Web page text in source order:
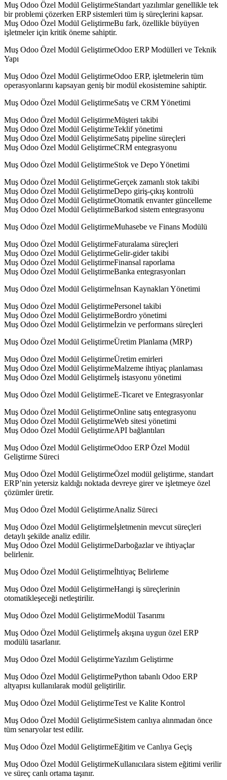
Muş Odoo Özel Modül GeliştirmeStandart yazılımlar genellikle tek
bir problemi çözerken ERP sistemleri tüm iş süreçlerini kapsar.
Muş Odoo Özel Modül GeliştirmeBu fark, özellikle büyüyen
işletmeler için kritik öneme sahiptir.
Muş Odoo Özel Modül GeliştirmeOdoo ERP Modülleri ve Teknik
Yapı
Muş Odoo Özel Modül GeliştirmeOdoo ERP, işletmelerin tüm
operasyonlarını kapsayan geniş bir modül ekosistemine sahiptir.
Muş Odoo Özel Modül GeliştirmeSatış ve CRM Yönetimi
Muş Odoo Özel Modül GeliştirmeMüşteri takibi
Muş Odoo Özel Modül GeliştirmeTeklif yönetimi
Muş Odoo Özel Modül GeliştirmeSatış pipeline süreçleri
Muş Odoo Özel Modül GeliştirmeCRM entegrasyonu
Muş Odoo Özel Modül GeliştirmeStok ve Depo Yönetimi
Muş Odoo Özel Modül GeliştirmeGerçek zamanlı stok takibi
Muş Odoo Özel Modül GeliştirmeDepo giriş-çıkış kontrolü
Muş Odoo Özel Modül GeliştirmeOtomatik envanter güncelleme
Muş Odoo Özel Modül GeliştirmeBarkod sistem entegrasyonu
Muş Odoo Özel Modül GeliştirmeMuhasebe ve Finans Modülü
Muş Odoo Özel Modül GeliştirmeFaturalama süreçleri
Muş Odoo Özel Modül GeliştirmeGelir-gider takibi
Muş Odoo Özel Modül GeliştirmeFinansal raporlama
Muş Odoo Özel Modül GeliştirmeBanka entegrasyonları
Muş Odoo Özel Modül Geliştirmeİnsan Kaynakları Yönetimi
Muş Odoo Özel Modül GeliştirmePersonel takibi
Muş Odoo Özel Modül GeliştirmeBordro yönetimi
Muş Odoo Özel Modül Geliştirmeİzin ve performans süreçleri
Muş Odoo Özel Modül GeliştirmeÜretim Planlama (MRP)
Muş Odoo Özel Modül GeliştirmeÜretim emirleri
Muş Odoo Özel Modül GeliştirmeMalzeme ihtiyaç planlaması
Muş Odoo Özel Modül Geliştirmeİş istasyonu yönetimi
Muş Odoo Özel Modül GeliştirmeE-Ticaret ve Entegrasyonlar
Muş Odoo Özel Modül GeliştirmeOnline satış entegrasyonu
Muş Odoo Özel Modül GeliştirmeWeb sitesi yönetimi
Muş Odoo Özel Modül GeliştirmeAPI bağlantıları
Muş Odoo Özel Modül GeliştirmeOdoo ERP Özel Modül
Geliştirme Süreci
Muş Odoo Özel Modül GeliştirmeÖzel modül geliştirme, standart
ERP’nin yetersiz kaldığı noktada devreye girer ve işletmeye özel
çözümler üretir.
Muş Odoo Özel Modül GeliştirmeAnaliz Süreci
Muş Odoo Özel Modül Geliştirmeİşletmenin mevcut süreçleri
detaylı şekilde analiz edilir.
Muş Odoo Özel Modül GeliştirmeDarboğazlar ve ihtiyaçlar
belirlenir.
Muş Odoo Özel Modül Geliştirmeİhtiyaç Belirleme
Muş Odoo Özel Modül GeliştirmeHangi iş süreçlerinin
otomatikleşeceği netleştirilir.
Muş Odoo Özel Modül GeliştirmeModül Tasarımı
Muş Odoo Özel Modül Geliştirmeİş akışına uygun özel ERP
modülü tasarlanır.
Muş Odoo Özel Modül GeliştirmeYazılım Geliştirme
Muş Odoo Özel Modül GeliştirmePython tabanlı Odoo ERP
altyapısı kullanılarak modül geliştirilir.
Muş Odoo Özel Modül GeliştirmeTest ve Kalite Kontrol
Muş Odoo Özel Modül GeliştirmeSistem canlıya alınmadan önce
tüm senaryolar test edilir.
Muş Odoo Özel Modül GeliştirmeEğitim ve Canlıya Geçiş
Muş Odoo Özel Modül GeliştirmeKullanıcılara sistem eğitimi verilir
ve süreç canlı ortama taşınır.